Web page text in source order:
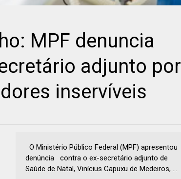
MPF denuncia
adjunto por
inservíveis
O Ministério Público Federal (MPF) apresentou
denúncia contra o ex-secretário adjunto de
Saúde de Natal, Vinícius Capuxu de Medeiros, ...